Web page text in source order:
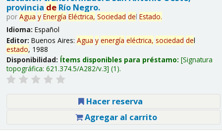
provincia deRío Negro.
por Agua y Energía Eléctrica, Sociedad del Estado.
Idioma: Español
Editor: Buenos Aires: Agua y energía eléctrica, sociedad del
estado, 1988
Disponibilidad: Ítems disponibles para préstamo: Signatura
topográfica: 621.374.5/A282/v.3 (1).
Hacer reserva
Agregar al carrito